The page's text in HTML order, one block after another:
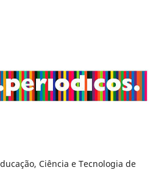
Ciência e Tecnologia de